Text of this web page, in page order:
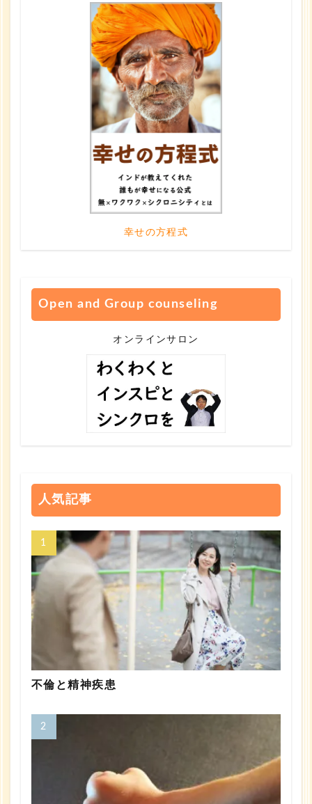
幸せの方程式
Open and Group counseling
オンラインサロン
人気記事
不倫と精神疾患